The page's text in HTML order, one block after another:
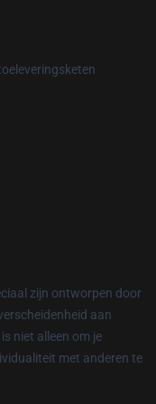
zijn ontworpen door
aan
niet alleen om je
met anderen te